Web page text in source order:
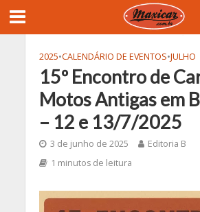
2025•CALENDÁRIO DE EVENTOS•JULHO
15º Encontro de
Motos Antigas em
– 12 e 13/7/2025
3 de junho de 2025
Editoria B
1 minutos de leitura